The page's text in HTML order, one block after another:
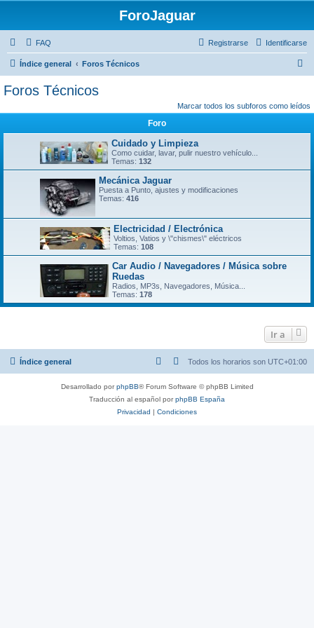
ForoJaguar
FAQ Identificarse
Registrarse
Índice general Foros Técnicos
c
Foros Técnicos
Marcar todos los subforos como leídos
Foro
Cuidado y Limpieza
Como cuidar, lavar, pulir nuestro vehículo...
Temas: 132
Mecánica Jaguar
Puesta a Punto, ajustes y modificaciones
Temas: 416
Electricidad / Electrónica
Voltios, Vatios y \"chismes\" eléctricos
Temas: 108
Car Audio / Navegadores / Música sobre
Ruedas
Radios, MP3s, Navegadores, Música...
Temas: 178
Ir a
Índice general Todos los horarios son UTC+01:00
Desarrollado porphpBB® Forum Software © phpBB Limited
Traducción al español porphpBB España
Privacidad | Condiciones